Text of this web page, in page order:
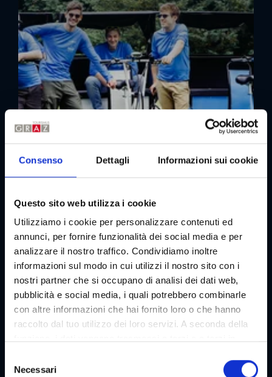
Consenso Dettagli Informazioni sui cookie
Questo sito web utilizza i cookie
Utilizziamo i cookie per personalizzare contenuti ed
annunci, per fornire funzionalità dei social media e per
analizzare il nostro traffico. Condividiamo inoltre
informazioni sul modo in cui utilizzi il nostro sito con i
nostri partner che si occupano di analisi dei dati web,
pubblicità e social media, i quali potrebbero combinarle
con altre informazioni che hai fornito loro o che hanno
raccolto dal tuo utilizzo dei loro servizi. A seconda della
protezione dei dati e non vengono elaborati da loro, ad
Necessari
Kunsthaus
Arte e piaceri culinari al Kunsthaus Graz
Evento gastronomico | Mostra
01/01 - 31/12/2026